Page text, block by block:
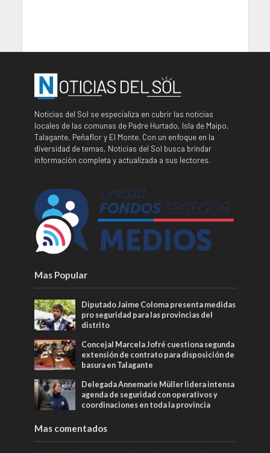
Noticias del Sol se especializa en cubrir las noticias
locales de las comunas de Padre Hurtado, Isla de Maipo,
Talagante, Peñaflor y El Monte. Con un enfoque en la
diversidad de temas, Noticias del Sol busca brindar
información completa y actualizada a sus lectores.
Mas Popular
Diputado Jaime Coloma presenta medidas
pro seguridad para las provincias del
distrito
Concejal Marcela Jofré cuestiona segunda
extensión de contrato para disposición de
basura en Talagante
Delegada Annemarie Müller lidera intensa
agenda de seguridad con operativos y
coordinaciones en toda la provincia
Mas comentados